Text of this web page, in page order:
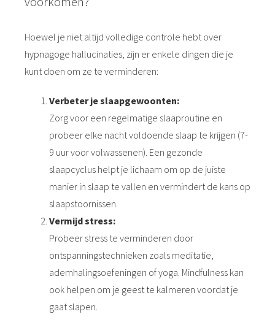
Hoewel je niet altijd volledige controle hebt over
hypnagoge hallucinaties, zijn er enkele dingen die je
kunt doen om ze te verminderen:
Verbeter je slaapgewoonten:
Zorg voor een regelmatige slaaproutine en
probeer elke nacht voldoende slaap te krijgen (7-
9 uur voor volwassenen). Een gezonde
slaapcyclus helpt je lichaam om op de juiste
manier in slaap te vallen en vermindert de kans op
slaapstoornissen.
Vermijd stress:
Probeer stress te verminderen door
ontspanningstechnieken zoals meditatie,
ademhalingsoefeningen of yoga. Mindfulness kan
ook helpen om je geest te kalmeren voordat je
gaat slapen.